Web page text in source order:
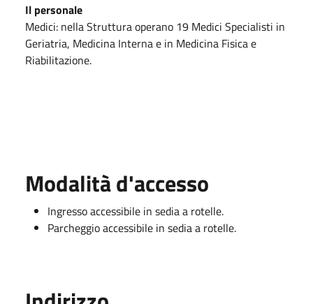
Il personale
Medici: nella Struttura operano 19 Medici Specialisti in
Geriatria, Medicina Interna e in Medicina Fisica e
Riabilitazione.
Modalità d'accesso
Ingresso accessibile in sedia a rotelle.
Parcheggio accessibile in sedia a rotelle.